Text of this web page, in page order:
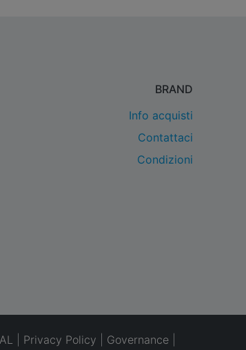
BRAND
Info acquisti
Contattaci
Condizioni
Privacy Policy Governance